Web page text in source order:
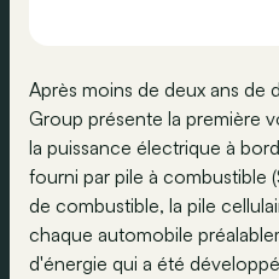
Après moins de deux ans
Group présente la première
la puissance électrique à
fourni par pile à combustible
de combustible, la pile
chaque automobile
d'énergie qui a été